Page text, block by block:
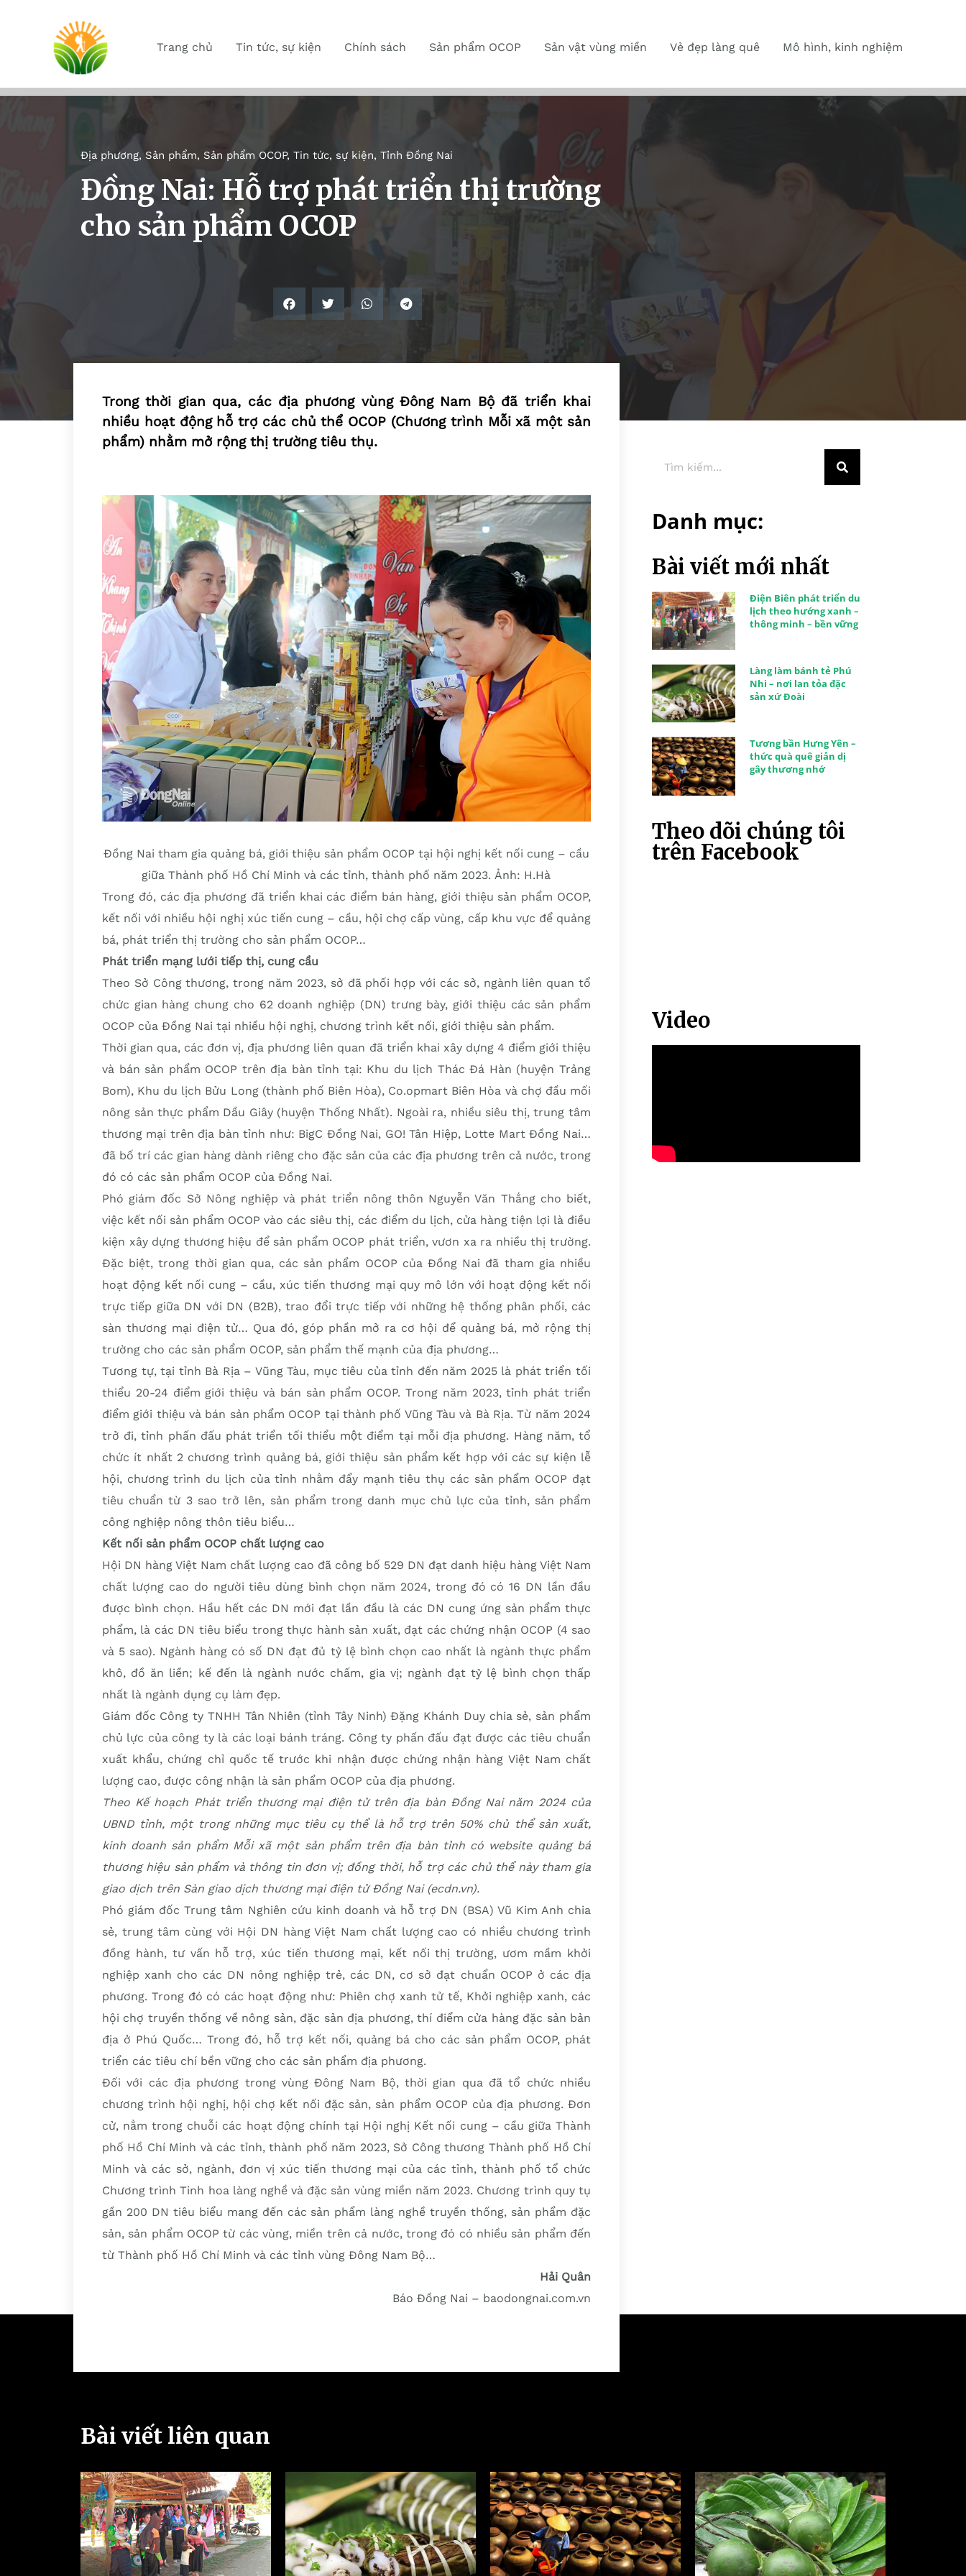
Trang chủ Tin tức, sự kiện Chính sách Sản phẩm OCOP Sản vật vùng miền Vẻ đẹp làng quê Mô hình, kinh nghiệm
Địa phương, Sản phẩm, Sản phẩm OCOP, Tin tức, sự kiện, Tỉnh Đồng Nai
Đồng Nai: Hỗ trợ phát triển thị trường
cho sản phẩm OCOP
Trong thời gian qua, các địa phương vùng Đông Nam Bộ đã triển khai
nhiều hoạt động hỗ trợ các chủ thể OCOP (Chương trình Mỗi xã một sản
phẩm) nhằm mở rộng thị trường tiêu thụ.
Đồng Nai tham gia quảng bá, giới thiệu sản phẩm OCOP tại hội nghị kết nối cung – cầu
giữa Thành phố Hồ Chí Minh và các tỉnh, thành phố năm 2023. Ảnh: H.Hà
Trong đó, các địa phương đã triển khai các điểm bán hàng, giới thiệu sản phẩm OCOP,
kết nối với nhiều hội nghị xúc tiến cung – cầu, hội chợ cấp vùng, cấp khu vực để quảng
bá, phát triển thị trường cho sản phẩm OCOP…
Phát triển mạng lưới tiếp thị, cung cầu
Theo Sở Công thương, trong năm 2023, sở đã phối hợp với các sở, ngành liên quan tổ
chức gian hàng chung cho 62 doanh nghiệp (DN) trưng bày, giới thiệu các sản phẩm
OCOP của Đồng Nai tại nhiều hội nghị, chương trình kết nối, giới thiệu sản phẩm.
Thời gian qua, các đơn vị, địa phương liên quan đã triển khai xây dựng 4 điểm giới thiệu
và bán sản phẩm OCOP trên địa bàn tỉnh tại: Khu du lịch Thác Đá Hàn (huyện Trảng
Bom), Khu du lịch Bửu Long (thành phố Biên Hòa), Co.opmart Biên Hòa và chợ đầu mối
nông sản thực phẩm Dầu Giây (huyện Thống Nhất). Ngoài ra, nhiều siêu thị, trung tâm
thương mại trên địa bàn tỉnh như: BigC Đồng Nai, GO! Tân Hiệp, Lotte Mart Đồng Nai…
đã bố trí các gian hàng dành riêng cho đặc sản của các địa phương trên cả nước, trong
đó có các sản phẩm OCOP của Đồng Nai.
Phó giám đốc Sở Nông nghiệp và phát triển nông thôn Nguyễn Văn Thắng cho biết,
việc kết nối sản phẩm OCOP vào các siêu thị, các điểm du lịch, cửa hàng tiện lợi là điều
kiện xây dựng thương hiệu để sản phẩm OCOP phát triển, vươn xa ra nhiều thị trường.
Đặc biệt, trong thời gian qua, các sản phẩm OCOP của Đồng Nai đã tham gia nhiều
hoạt động kết nối cung – cầu, xúc tiến thương mại quy mô lớn với hoạt động kết nối
trực tiếp giữa DN với DN (B2B), trao đổi trực tiếp với những hệ thống phân phối, các
sàn thương mại điện tử… Qua đó, góp phần mở ra cơ hội để quảng bá, mở rộng thị
trường cho các sản phẩm OCOP, sản phẩm thế mạnh của địa phương…
Tương tự, tại tỉnh Bà Rịa – Vũng Tàu, mục tiêu của tỉnh đến năm 2025 là phát triển tối
thiểu 20-24 điểm giới thiệu và bán sản phẩm OCOP. Trong năm 2023, tỉnh phát triển
điểm giới thiệu và bán sản phẩm OCOP tại thành phố Vũng Tàu và Bà Rịa. Từ năm 2024
trở đi, tỉnh phấn đấu phát triển tối thiểu một điểm tại mỗi địa phương. Hàng năm, tổ
chức ít nhất 2 chương trình quảng bá, giới thiệu sản phẩm kết hợp với các sự kiện lễ
hội, chương trình du lịch của tỉnh nhằm đẩy mạnh tiêu thụ các sản phẩm OCOP đạt
tiêu chuẩn từ 3 sao trở lên, sản phẩm trong danh mục chủ lực của tỉnh, sản phẩm
công nghiệp nông thôn tiêu biểu…
Kết nối sản phẩm OCOP chất lượng cao
Hội DN hàng Việt Nam chất lượng cao đã công bố 529 DN đạt danh hiệu hàng Việt Nam
chất lượng cao do người tiêu dùng bình chọn năm 2024, trong đó có 16 DN lần đầu
được bình chọn. Hầu hết các DN mới đạt lần đầu là các DN cung ứng sản phẩm thực
phẩm, là các DN tiêu biểu trong thực hành sản xuất, đạt các chứng nhận OCOP (4 sao
và 5 sao). Ngành hàng có số DN đạt đủ tỷ lệ bình chọn cao nhất là ngành thực phẩm
khô, đồ ăn liền; kế đến là ngành nước chấm, gia vị; ngành đạt tỷ lệ bình chọn thấp
nhất là ngành dụng cụ làm đẹp.
Giám đốc Công ty TNHH Tân Nhiên (tỉnh Tây Ninh) Đặng Khánh Duy chia sẻ, sản phẩm
chủ lực của công ty là các loại bánh tráng. Công ty phấn đấu đạt được các tiêu chuẩn
xuất khẩu, chứng chỉ quốc tế trước khi nhận được chứng nhận hàng Việt Nam chất
lượng cao, được công nhận là sản phẩm OCOP của địa phương.
Theo Kế hoạch Phát triển thương mại điện tử trên địa bàn Đồng Nai năm 2024 của
UBND tỉnh, một trong những mục tiêu cụ thể là hỗ trợ trên 50% chủ thể sản xuất,
kinh doanh sản phẩm Mỗi xã một sản phẩm trên địa bàn tỉnh có website quảng bá
thương hiệu sản phẩm và thông tin đơn vị; đồng thời, hỗ trợ các chủ thể này tham gia
giao dịch trên Sàn giao dịch thương mại điện tử Đồng Nai (ecdn.vn).
Phó giám đốc Trung tâm Nghiên cứu kinh doanh và hỗ trợ DN (BSA) Vũ Kim Anh chia
sẻ, trung tâm cùng với Hội DN hàng Việt Nam chất lượng cao có nhiều chương trình
đồng hành, tư vấn hỗ trợ, xúc tiến thương mại, kết nối thị trường, ươm mầm khởi
nghiệp xanh cho các DN nông nghiệp trẻ, các DN, cơ sở đạt chuẩn OCOP ở các địa
phương. Trong đó có các hoạt động như: Phiên chợ xanh tử tế, Khởi nghiệp xanh, các
hội chợ truyền thống về nông sản, đặc sản địa phương, thí điểm cửa hàng đặc sản bản
địa ở Phú Quốc… Trong đó, hỗ trợ kết nối, quảng bá cho các sản phẩm OCOP, phát
triển các tiêu chí bền vững cho các sản phẩm địa phương.
Đối với các địa phương trong vùng Đông Nam Bộ, thời gian qua đã tổ chức nhiều
chương trình hội nghị, hội chợ kết nối đặc sản, sản phẩm OCOP của địa phương. Đơn
cử, nằm trong chuỗi các hoạt động chính tại Hội nghị Kết nối cung – cầu giữa Thành
phố Hồ Chí Minh và các tỉnh, thành phố năm 2023, Sở Công thương Thành phố Hồ Chí
Minh và các sở, ngành, đơn vị xúc tiến thương mại của các tỉnh, thành phố tổ chức
Chương trình Tinh hoa làng nghề và đặc sản vùng miền năm 2023. Chương trình quy tụ
gần 200 DN tiêu biểu mang đến các sản phẩm làng nghề truyền thống, sản phẩm đặc
sản, sản phẩm OCOP từ các vùng, miền trên cả nước, trong đó có nhiều sản phẩm đến
từ Thành phố Hồ Chí Minh và các tỉnh vùng Đông Nam Bộ…
Hải Quân
Báo Đồng Nai – baodongnai.com.vn
Danh mục:
Bài viết mới nhất
Điện Biên phát triển du
lịch theo hướng xanh –
thông minh – bền vững
Làng làm bánh tẻ Phú
Nhi – nơi lan tỏa đặc
sản xứ Đoài
Tương bần Hưng Yên –
thức quà quê giản dị
gây thương nhớ
Theo dõi chúng tôi
trên Facebook
Video
Bài viết liên quan